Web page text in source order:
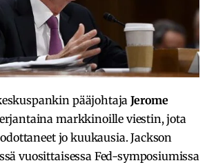
pääjohtajaJerome
markkinoille viestin, jota
jo kuukausia. Jackson
vuosittaisessa Fed-symposiumissa